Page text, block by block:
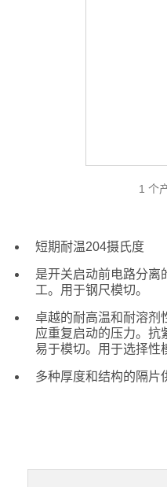
1 个
短期耐温204摄氏度
是开关启动前电路分离
工。用于钢尺模切。
卓越的耐高温和耐溶剂
应重复启动的压力。抗
易于模切。用于选择性
多种厚度和结构的隔片